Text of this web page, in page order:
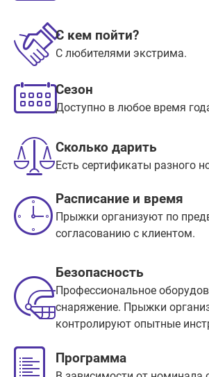
С кем пойти?
С любителями экстрима.
Сезон
Доступно в любое время
Сколько дарить
Есть сертификаты разного
Расписание и время
Прыжки организуют по
согласованию с клиентом.
Безопасность
Профессиональное
снаряжение. Прыжки
контролируют опытные
Программа